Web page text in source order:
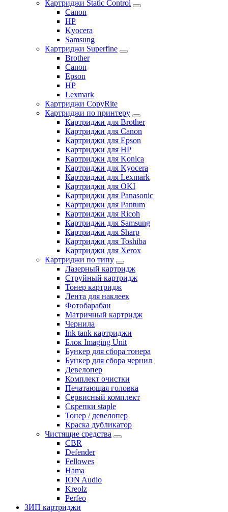
Картриджи Static Control
Canon
HP
Kyocera
Samsung
Картриджи Superfine
Brother
Canon
Epson
HP
Lexmark
Картриджи CopyRite
Картриджи по принтеру
Картриджи для Brother
Картриджи для Canon
Картриджи для Epson
Картриджи для HP
Картриджи для Konica
Картриджи для Kyocera
Картриджи для Lexmark
Картриджи для OKI
Картриджи для Panasonic
Картриджи для Pantum
Картриджи для Ricoh
Картриджи для Samsung
Картриджи для Sharp
Картриджи для Toshiba
Картриджи для Xerox
Картриджи по типу
Лазерный картридж
Струйный картридж
Тонер картридж
Лента для наклеек
Фотобарабан
Матричный картридж
Чернила
Ink tank картриджи
Блок Imaging Unit
Бункер для сбора тонера
Бункер для сбора чернил
Девелопер
Комплект очистки
Печатающая головка
Сервисный комплект
Скрепки staple
Тонер / девелопер
Краска дубликатор
Чистящие средства
CBR
Defender
Fellowes
Hama
ION Audio
Kreolz
Perfeo
ЗИП картриджи